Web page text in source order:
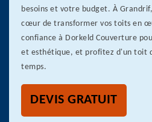
besoins et votre budget. À
cœur de transformer vos toits en
confiance à Dorkeld Couverture
et esthétique, et profitez d'un toit
temps.
DEVIS GRATUIT